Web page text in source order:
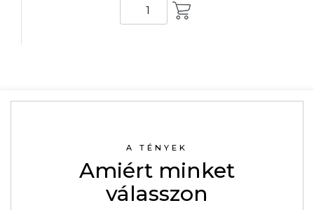
A TÉNYEK
Amiért minket
válasszon